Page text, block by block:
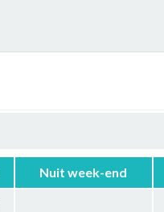
Nuit week-end